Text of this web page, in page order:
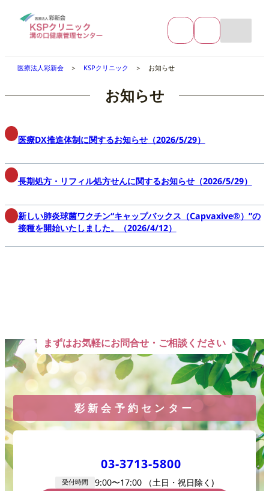
キ
ア
イ
コ
ン
リ
ク
ア
イ
コ
ン
リ
医療法人彩新会 ＞ KSPクリニック ＞ お知らせ
お知らせ
医療DX推進体制に関するお知らせ（2026/5/29）
長期処方・リフィル処方せんに関するお知らせ（2026/5/29）
新しい肺炎球菌ワクチン“キャップバックス（Capvaxive®）”の
接種を開始いたしました。（2026/4/12）
まずはお気軽にお問合せ・ご相談ください
彩新会予約センター
03-3713-5800
受付時間 9:00〜17:00 （土日・祝日除く)